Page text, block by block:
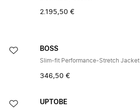
2.195,50 €
BOSS
Slim-fit Performance-Stretch Jacket
346,50 €
UPTOBE